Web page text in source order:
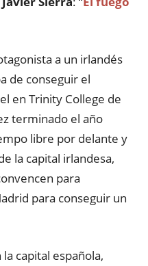
a un irlandés
de conseguir el
en Trinity College de
terminado el año
libre por delante y
la capital irlandesa,
para
para conseguir un
capital española,